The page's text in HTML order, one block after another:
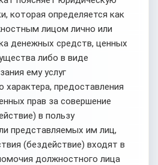
которая определяется как
лицом лично или
денежных средств, ценных
либо в виде
ему услуг
характера, предоставления
прав за совершение
в пользу
представляемых им лиц,
(бездействие) входят в
должностного лица